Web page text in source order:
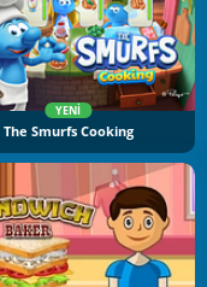
YENI
The Smurfs Cooking